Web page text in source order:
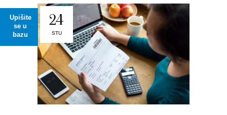
Upišite
se u
bazu
24
STU